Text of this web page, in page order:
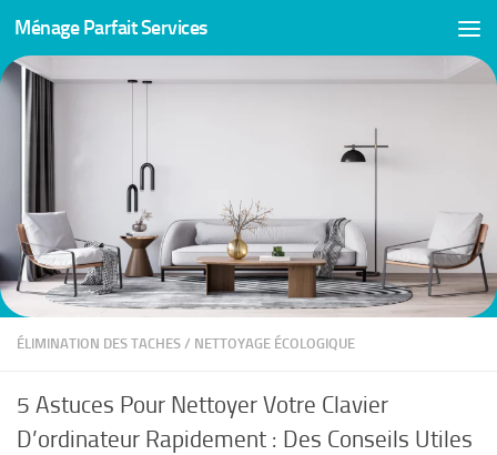
Skip to content
Ménage Parfait Services
ÉLIMINATION DES TACHES / NETTOYAGE ÉCOLOGIQUE
5 Astuces Pour Nettoyer Votre Clavier
D’ordinateur Rapidement : Des Conseils Utiles